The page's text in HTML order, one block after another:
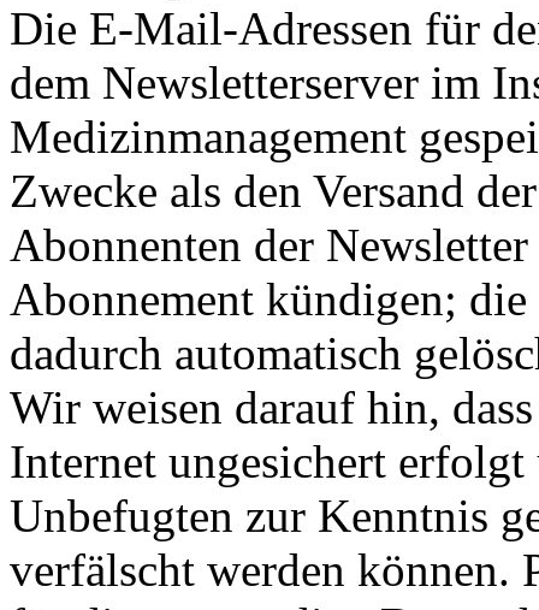
Die E-Mail-Adressen für
dem Newsletterserver im
Medizinmanagement
Zwecke als den Versand
Abonnenten der
Abonnement kündigen;
dadurch automatisch
Wir weisen darauf hin,
Internet ungesichert
Unbefugten zur Kenntnis
verfälscht werden können.